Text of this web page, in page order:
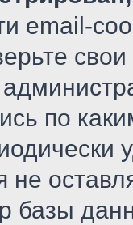
email-
по
не
базы